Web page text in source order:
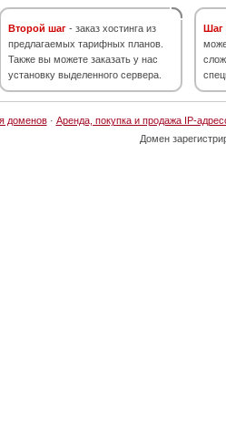
Второй шаг - заказ хостинга из
предлагаемых тарифных планов.
Также вы можете заказать у нас
установку выделенного сервера.
Шаг
доменов· Аренда, покупка и продажа IP-
Домен